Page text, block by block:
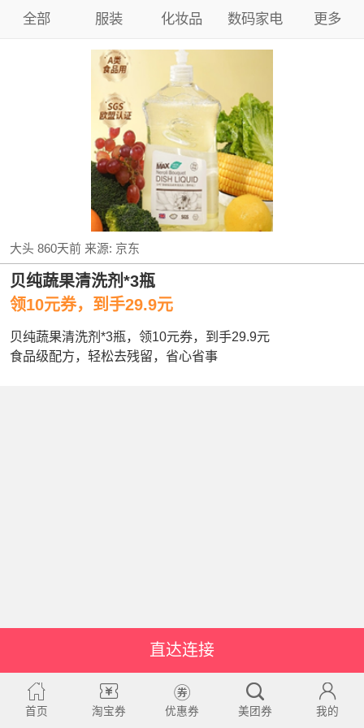
全部 服装 化妆品 数码家电 更多
大头 860天前来源: 京东
贝纯蔬果清洗剂*3瓶
领10元券，到手29.9元
贝纯蔬果清洗剂*3瓶，领10元券，到手29.9元
食品级配方，轻松去残留，省心省事
直达连接
首页 淘宝券 优惠券 美团券 我的